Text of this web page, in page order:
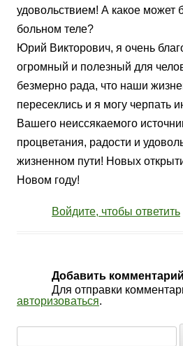
удовольствием! А какое может
больном теле?
Юрий Викторович, я очень
огромный и полезный для
безмерно рада, что наши
пересеклись и я могу черпать
Вашего неиссякаемого
процветания, радости и
жизненном пути! Новых
Новом году!
Войдите, чтобы ответить
Добавить комментарий
Для отправки
авторизоваться.